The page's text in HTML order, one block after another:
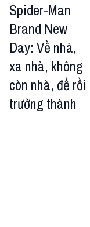
Spider-Man
Brand New
Day: Về nhà,
xa nhà, không
còn nhà, để rồi
trưởng thành